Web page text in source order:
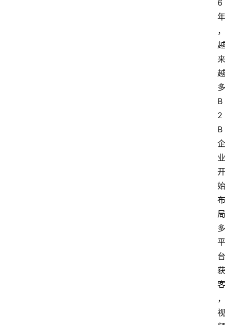
6
年
，
越
来
越
多
B
2
B
企
业
开
始
布
局
多
平
台
获
客
，
视